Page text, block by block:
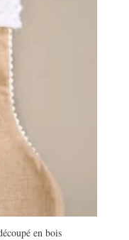
en bois